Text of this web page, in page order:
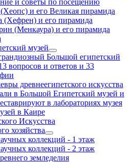
и его Великая пирамида
(Хефрен) и его пирамида
(Менкаура) и его пирамида
музей
Большой египетский
вопросов и ответов и 33
древнеегипетского искусства
в Большой Египетский музей и
в лабораториях музея
в Каире
Искусства
хозяйства
коллекций - 1 этаж
коллекций - 2 этаж
земледелия